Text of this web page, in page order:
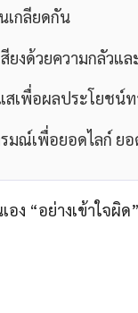
เกลียดกัน
ยงด้วยความกลัวแ
เพื่อผลประโยชน์ท
มณ์เพื่อยอดไลก์ ย
“อย่างเข้าใจผิด